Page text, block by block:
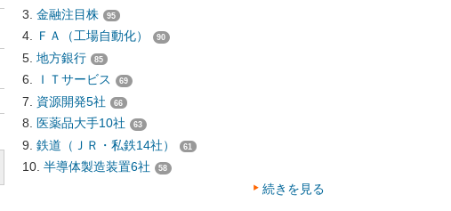
金融注目株 95
ＦＡ（工場自動化） 90
地方銀行 85
ＩＴサービス 69
資源開発5社 66
医薬品大手10社 63
鉄道（ＪＲ・私鉄14社） 61
半導体製造装置6社 58
続きを見る